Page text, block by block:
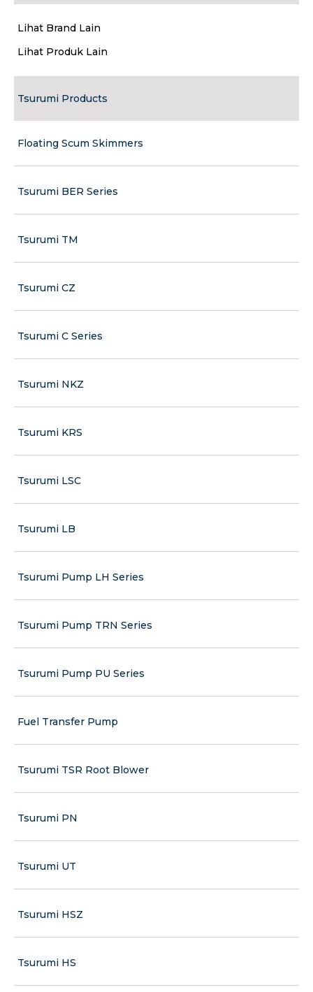
Lihat Brand Lain
Lihat Produk Lain
Tsurumi Products
Floating Scum Skimmers
Tsurumi BER Series
Tsurumi TM
Tsurumi CZ
Tsurumi C Series
Tsurumi NKZ
Tsurumi KRS
Tsurumi LSC
Tsurumi LB
Tsurumi Pump LH Series
Tsurumi Pump TRN Series
Tsurumi Pump PU Series
Fuel Transfer Pump
Tsurumi TSR Root Blower
Tsurumi PN
Tsurumi UT
Tsurumi HSZ
Tsurumi HS